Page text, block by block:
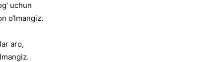
uchun
o‘lmangiz.
aro,